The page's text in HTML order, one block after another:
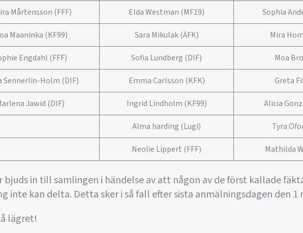
Mårtensson (FFF) Elda Westman (MF19) Sophia
Maaninka (KF99) Sara Mikulak (ÄFK) Mira
Engdahl (FFF) Sofia Lundberg (DIF) Moa
Sennerlin-Holm (DIF) Emma Carlsson (KFK) Greta
Jawid (DIF) Ingrid Lindholm (KF99) Alicia
Alma harding (Lugi) Tyra
Neolie Lippert (FFF) Mathilda
bjuds in till samlingen i händelse av att någon av de först kallade
inte kan delta. Detta sker i så fall efter sista anmälningsdagen den 1
lägret!